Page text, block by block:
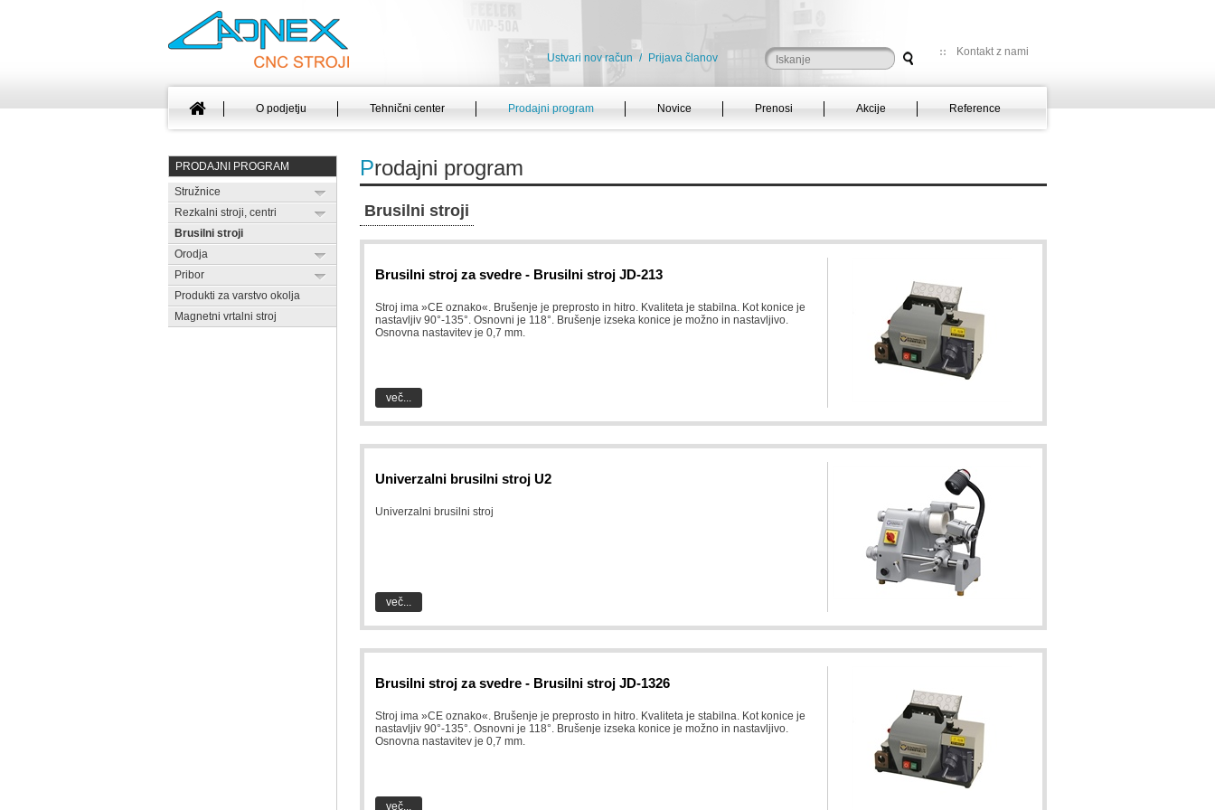
Ustvari nov račun / Prijava članov Kontakt z nami
O podjetju Tehnični center Prodajni program Novice Prenosi Akcije Reference
PRODAJNI PROGRAM
Stružnice
Rezkalni stroji, centri
Brusilni stroji
Orodja
Pribor
Produkti za varstvo okolja
Magnetni vrtalni stroj
Prodajni program
Brusilni stroji
Brusilni stroj za svedre - Brusilni stroj JD-213
Stroj ima »CE oznako«. Brušenje je preprosto in hitro. Kvaliteta je stabilna. Kot konice je
nastavljiv 90°-135°. Osnovni je 118°. Brušenje izseka konice je možno in nastavljivo.
Osnovna nastavitev je 0,7 mm.
več...
Univerzalni brusilni stroj U2
Univerzalni brusilni stroj
več...
Brusilni stroj za svedre - Brusilni stroj JD-1326
Stroj ima »CE oznako«. Brušenje je preprosto in hitro. Kvaliteta je stabilna. Kot konice je
nastavljiv 90°-135°. Osnovni je 118°. Brušenje izseka konice je možno in nastavljivo.
Osnovna nastavitev je 0,7 mm.
več...